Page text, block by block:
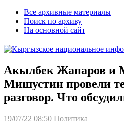
Все архивные материалы
Поиск по архиву
На основной сайт
Акылбек Жапаров и
Мишустин провели
разговор. Что
19/07/22 08:50 Политика